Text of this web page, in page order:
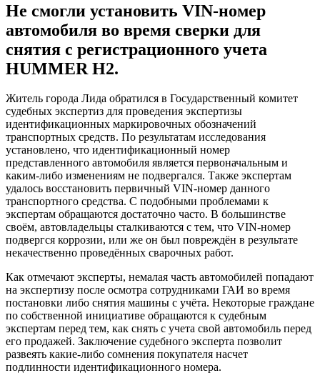
Не смогли установить VIN-номер
автомобиля во время сверки для
снятия с регистрационного учета
HUMMER H2.
Житель города Лида обратился в Государственный комитет
судебных экспертиз для проведения экспертизы
идентификационных маркировочных обозначений
транспортных средств. По результатам исследования
установлено, что идентификационный номер
представленного автомобиля является первоначальным и
каким-либо изменениям не подвергался. Также экспертам
удалось восстановить первичный VIN-номер данного
транспортного средства. С подобными проблемами к
экспертам обращаются достаточно часто. В большинстве
своём, автовладельцы сталкиваются с тем, что VIN-номер
подвергся коррозии, или же он был повреждён в результате
некачественно проведённых сварочных работ.
Как отмечают эксперты, немалая часть автомобилей попадают
на экспертизу после осмотра сотрудниками ГАИ во время
постановки либо снятия машины с учёта. Некоторые граждане
по собственной инициативе обращаются к судебным
экспертам перед тем, как снять с учета свой автомобиль перед
его продажей. Заключение судебного эксперта позволит
развеять какие-либо сомнения покупателя насчет
подлинности идентификационного номера.